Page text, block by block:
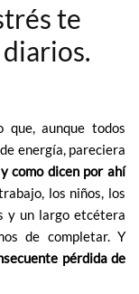
te
que, aunque todos
energía, pareciera
como dicen por ahí
los niños, los
y un largo etcétera
de completar. Y
pérdida de